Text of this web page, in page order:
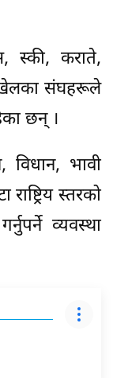
स्की, कराते,
खेलका संघहरूले
छन् ।
विधान, भावी
स्तरको
व्यवस्था